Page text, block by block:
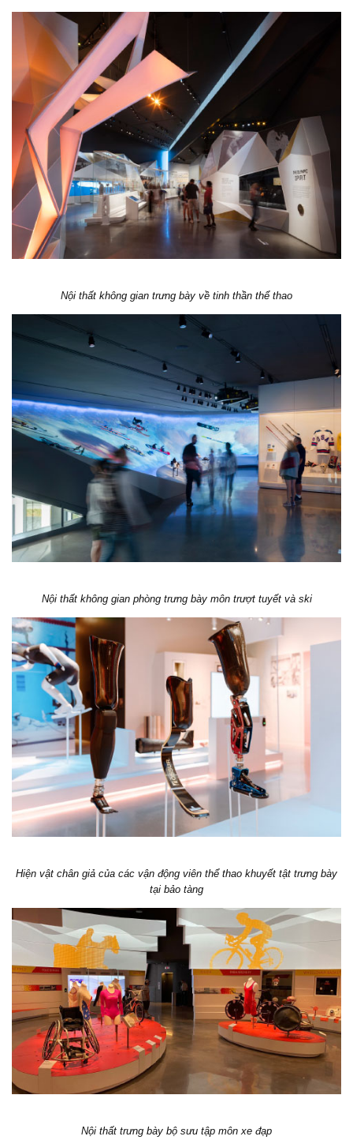
Nội thất không gian trưng bày về tinh thần thể thao
Nội thất không gian phòng trưng bày môn trượt tuyết và ski
Hiện vật chân giả của các vận động viên thể thao khuyết tật trưng bày
tại bảo tàng
Nội thất trưng bày bộ sưu tập môn xe đạp